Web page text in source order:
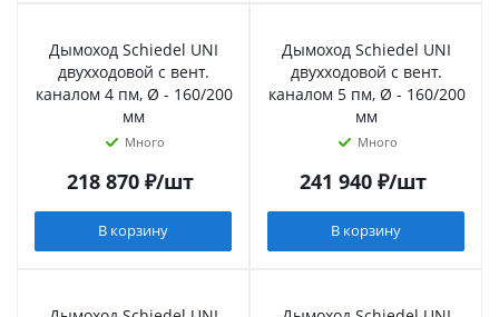
Дымоход Schiedel UNI
двухходовой с вент.
каналом 4 пм, Ø - 160/200
мм
Много
218 870₽/шт
В корзину
Дымоход Schiedel UNI
двухходовой с вент.
каналом 5 пм, Ø - 160/200
мм
Много
241 940₽/шт
В корзину